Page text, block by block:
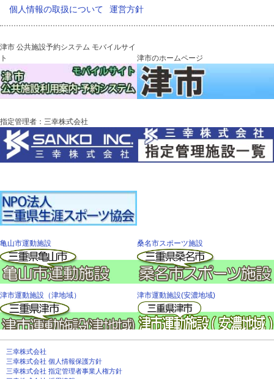
個人情報の取扱について 運営方針
津市 公共施設予約システム モバイルサイ
ト
津市のホームページ
指定管理者：三幸株式会社